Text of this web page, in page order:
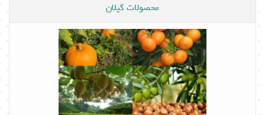
محصولات گیلان